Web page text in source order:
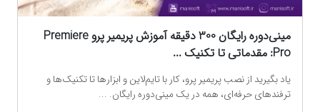
مینی‌دوره رایگان 300 دقیقه آموزش پریمیر پرو Premiere
Pro: مقدماتی تا تکنیک‌ ...
یاد بگیرید از نصب پریمیر پرو، کار با تایم‌لاین و ابزارها تا تکنیک‌ها و
ترفندهای حرفه‌ای، همه در یک مینی‌دوره رایگان. ...